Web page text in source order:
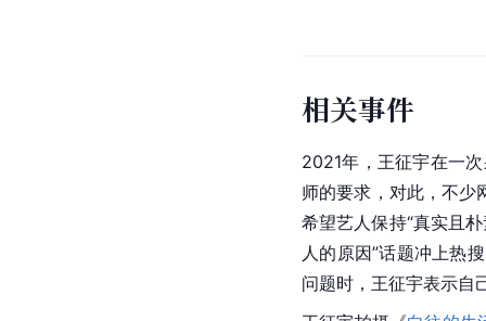
相关事件
2021年，王征宇在一
师的要求，对此，不少
希望艺人保持“真实且
人的原因”话题冲上热
问题时，王征宇表示自